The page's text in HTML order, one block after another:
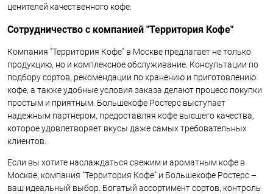
ценителей качественного кофе.
Сотрудничество с компанией "Территория Кофе"
Компания "Территория Кофе" в Москве предлагает не только
продукцию, но и комплексное обслуживание. Консультации по
подбору сортов, рекомендации по хранению и приготовлению
кофе, а также удобные условия заказа делают процесс покупки
простым и приятным. Большекофе Ростерс выступает
надежным партнером, предоставляя кофе высшего качества,
которое удовлетворяет вкусы даже самых требовательных
клиентов.
Если вы хотите наслаждаться свежим и ароматным кофе в
Москве, компания "Территория Кофе" и Большекофе Ростерс –
ваш идеальный выбор. Богатый ассортимент сортов, контроль